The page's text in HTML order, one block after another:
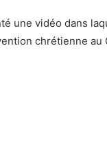
une vidéo dans
chrétienne au